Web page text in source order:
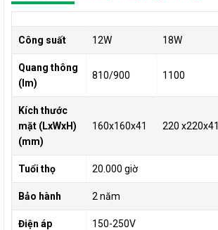
Công suất 12W 18W
Quang thông
(lm)
810/900 1100
Kích thước
mặt (LxWxH)
(mm)
160x160x41 220 x220x41
Tuổi thọ 20.000 giờ
Bảo hành 2 năm
Điện áp 150-250V